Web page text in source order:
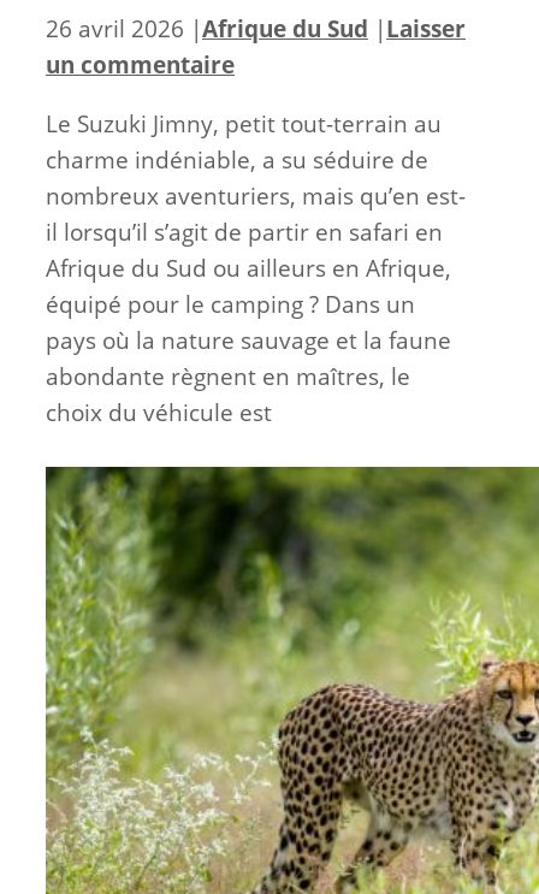
26 avril 2026 |Catégories
Afrique du Sud |Laisser
un commentaire
Le Suzuki Jimny, petit tout-terrain au
charme indéniable, a su séduire de
nombreux aventuriers, mais qu’en est-
il lorsqu’il s’agit de partir en safari en
Afrique du Sud ou ailleurs en Afrique,
équipé pour le camping ? Dans un
pays où la nature sauvage et la faune
abondante règnent en maîtres, le
choix du véhicule est